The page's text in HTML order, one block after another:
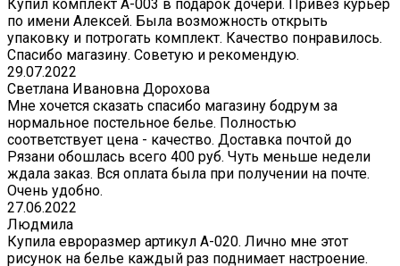
Купил комплект A-003 в подарок дочери. Привез курьер
по имени Алексей. Была возможность открыть
упаковку и потрогать комплект. Качество понравилось.
Спасибо магазину. Советую и рекомендую.
29.07.2022
Светлана Ивановна Дорохова
Мне хочется сказать спасибо магазину бодрум за
нормальное постельное белье. Полностью
соответствует цена - качество. Доставка почтой до
Рязани обошлась всего 400 руб. Чуть меньше недели
ждала заказ. Вся оплата была при получении на почте.
Очень удобно.
27.06.2022
Людмила
Купила евроразмер артикул А-020. Лично мне этот
рисунок на белье каждый раз поднимает настроение.